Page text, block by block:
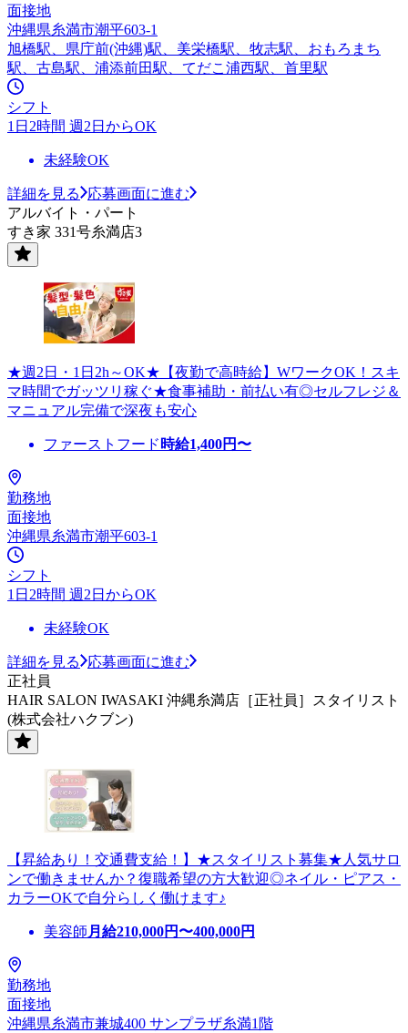
面接地
沖縄県糸満市潮平603-1
旭橋駅、県庁前(沖縄)駅、美栄橋駅、牧志駅、おもろまち
駅、古島駅、浦添前田駅、てだこ浦西駅、首里駅
シフト
1日2時間 週2日からOK
未経験OK
詳細を見る
応募画面に進む
アルバイト・パート
すき家 331号糸満店3
★週2日・1日2h～OK★【夜勤で高時給】WワークOK！スキ
マ時間でガッツリ稼ぐ★食事補助・前払い有◎セルフレジ＆
マニュアル完備で深夜も安心
ファーストフード 時給1,400円〜
勤務地
面接地
沖縄県糸満市潮平603-1
シフト
1日2時間 週2日からOK
未経験OK
詳細を見る
応募画面に進む
正社員
HAIR SALON IWASAKI 沖縄糸満店［正社員］スタイリスト
(株式会社ハクブン)
【昇給あり！交通費支給！】★スタイリスト募集★人気サロ
ンで働きませんか？復職希望の方大歓迎◎ネイル・ピアス・
カラーOKで自分らしく働けます♪
美容師 月給210,000円〜400,000円
勤務地
面接地
沖縄県糸満市兼城400 サンプラザ糸満1階